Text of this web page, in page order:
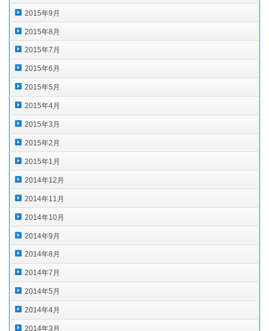
2015年9月
2015年8月
2015年7月
2015年6月
2015年5月
2015年4月
2015年3月
2015年2月
2015年1月
2014年12月
2014年11月
2014年10月
2014年9月
2014年8月
2014年7月
2014年5月
2014年4月
2014年3月